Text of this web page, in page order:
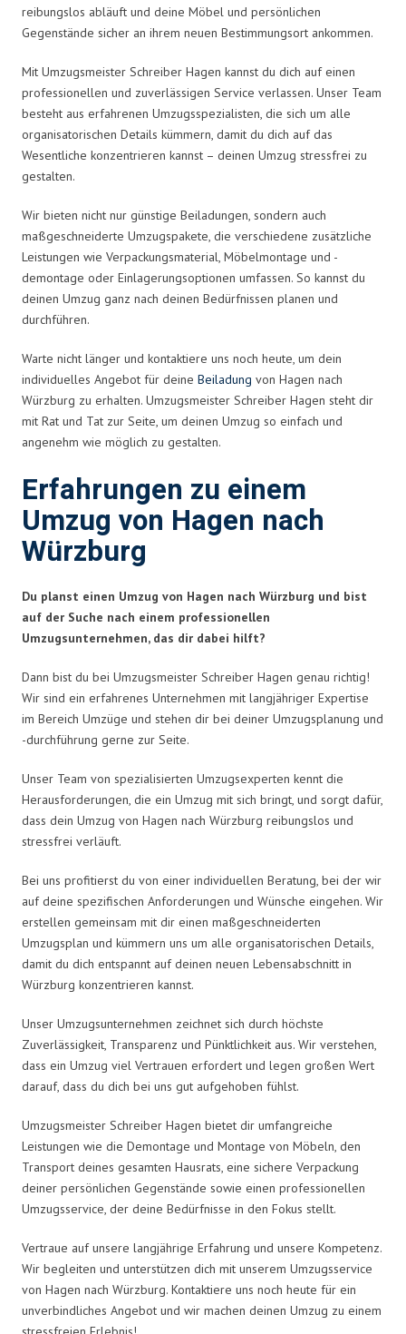
reibungslos abläuft und deine Möbel und persönlichen
Gegenstände sicher an ihrem neuen Bestimmungsort ankommen.
Mit Umzugsmeister Schreiber Hagen kannst du dich auf einen
professionellen und zuverlässigen Service verlassen. Unser Team
besteht aus erfahrenen Umzugsspezialisten, die sich um alle
organisatorischen Details kümmern, damit du dich auf das
Wesentliche konzentrieren kannst – deinen Umzug stressfrei zu
gestalten.
Wir bieten nicht nur günstige Beiladungen, sondern auch
maßgeschneiderte Umzugspakete, die verschiedene zusätzliche
Leistungen wie Verpackungsmaterial, Möbelmontage und -
demontage oder Einlagerungsoptionen umfassen. So kannst du
deinen Umzug ganz nach deinen Bedürfnissen planen und
durchführen.
Warte nicht länger und kontaktiere uns noch heute, um dein
individuelles Angebot für deine Beiladung von Hagen nach
Würzburg zu erhalten. Umzugsmeister Schreiber Hagen steht dir
mit Rat und Tat zur Seite, um deinen Umzug so einfach und
angenehm wie möglich zu gestalten.
Erfahrungen zu einem
Umzug von Hagen nach
Würzburg
Du planst einen Umzug von Hagen nach Würzburg und bist
auf der Suche nach einem professionellen
Umzugsunternehmen, das dir dabei hilft?
Dann bist du bei Umzugsmeister Schreiber Hagen genau richtig!
Wir sind ein erfahrenes Unternehmen mit langjähriger Expertise
im Bereich Umzüge und stehen dir bei deiner Umzugsplanung und
-durchführung gerne zur Seite.
Unser Team von spezialisierten Umzugsexperten kennt die
Herausforderungen, die ein Umzug mit sich bringt, und sorgt dafür,
dass dein Umzug von Hagen nach Würzburg reibungslos und
stressfrei verläuft.
Bei uns profitierst du von einer individuellen Beratung, bei der wir
auf deine spezifischen Anforderungen und Wünsche eingehen. Wir
erstellen gemeinsam mit dir einen maßgeschneiderten
Umzugsplan und kümmern uns um alle organisatorischen Details,
damit du dich entspannt auf deinen neuen Lebensabschnitt in
Würzburg konzentrieren kannst.
Unser Umzugsunternehmen zeichnet sich durch höchste
Zuverlässigkeit, Transparenz und Pünktlichkeit aus. Wir verstehen,
dass ein Umzug viel Vertrauen erfordert und legen großen Wert
darauf, dass du dich bei uns gut aufgehoben fühlst.
Umzugsmeister Schreiber Hagen bietet dir umfangreiche
Leistungen wie die Demontage und Montage von Möbeln, den
Transport deines gesamten Hausrats, eine sichere Verpackung
deiner persönlichen Gegenstände sowie einen professionellen
Umzugsservice, der deine Bedürfnisse in den Fokus stellt.
Vertraue auf unsere langjährige Erfahrung und unsere Kompetenz.
Wir begleiten und unterstützen dich mit unserem Umzugsservice
von Hagen nach Würzburg. Kontaktiere uns noch heute für ein
unverbindliches Angebot und wir machen deinen Umzug zu einem